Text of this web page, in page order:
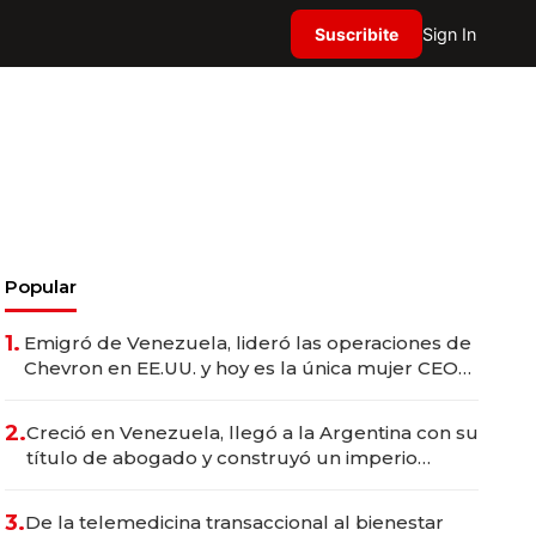
Suscribite Sign In
Popular
1. Emigró de Venezuela, lideró las operaciones de
Chevron en EE.UU. y hoy es la única mujer CEO
2.Creció en Venezuela, llegó a la Argentina con su
título de abogado y construyó un imperio
3.De la telemedicina transaccional al bienestar